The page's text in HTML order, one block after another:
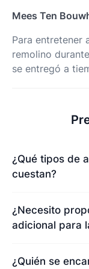
Mees Ten
Para entretener
remolino
se entregó a
¿Qué tipos de
cuestan?
¿Necesito
adicional para
¿Quién se